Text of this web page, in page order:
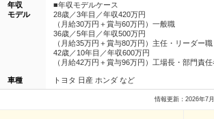
年収
モデル
■年収モデルケース
28歳／3年目／年収420万円
（月給30万円＋賞与60万円）一般職
36歳／5年目／年収500万円
（月給35万円＋賞与80万円）主任・リーダー職
42歳／10年目／年収600万円
（月給42万円＋賞与96万円）工場長・部門責任
車種 トヨタ 日産 ホンダ など
情報更新：2026年7